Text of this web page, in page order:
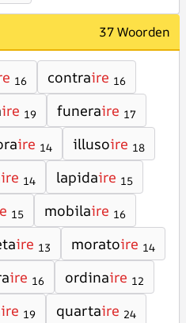
37 Woorden
16 contraire 16
ire 19 funeraire 17
ire 14 illusoire 18
ire 14 lapidaire 15
15 mobilaire 16
ire 13 moratoire 14
ire 16 ordinaire 12
ire 19 quartaire 24